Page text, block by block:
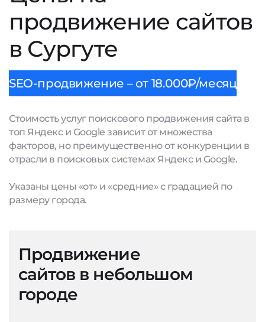
продвижение сайтов
в Сургуте
SEO-продвижение – от 18.000₽/месяц
Стоимость услуг поискового продвижения сайта в
топ Яндекс и Google зависит от множества
факторов, но преимущественно от конкуренции в
отрасли в поисковых системах Яндекс и Google.
Указаны цены «от» и «средние» с градацией по
размеру города.
Продвижение
сайтов в небольшом
городе